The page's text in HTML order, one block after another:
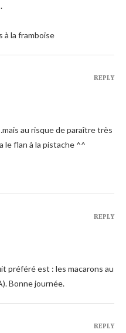
à la framboise
au risque de paraître très
le flan à la pistache ^^
REPLY
préféré est : les macarons au
Bonne journée.
REPLY
REPLY